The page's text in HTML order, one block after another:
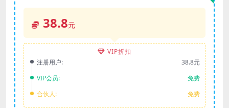
38.8元
VIP折扣
注册用户:
38.8元
VIP会员:
免费
合伙人:
免费